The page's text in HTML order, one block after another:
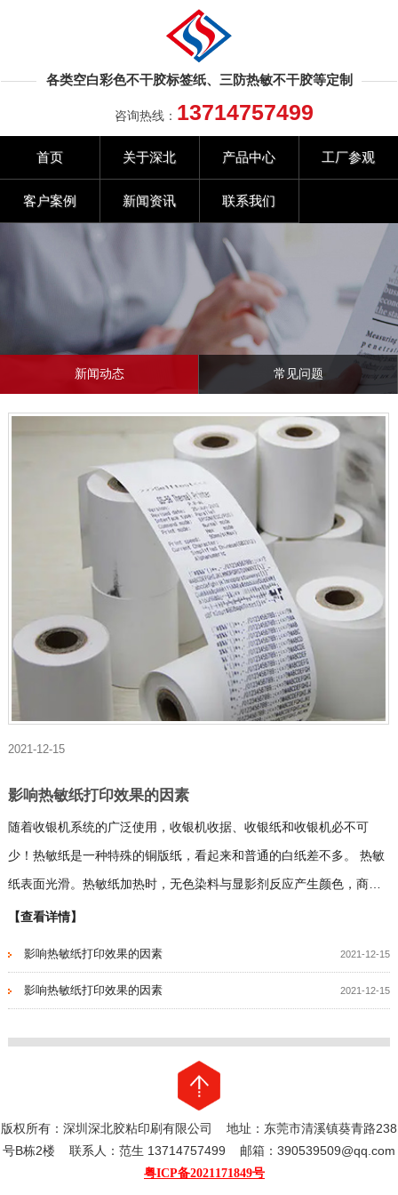
各类空白彩色不干胶标签纸、三防热敏不干胶等定制
咨询热线： 13714757499
首页 关于深北 产品中心 工厂参观
客户案例 新闻资讯 联系我们
新闻动态 常见问题
2021-12-15
影响热敏纸打印效果的因素
随着收银机系统的广泛使用，收银机收据、收银纸和收银机必不可
少！热敏纸是一种特殊的铜版纸，看起来和普通的白纸差不多。 热敏
纸表面光滑。热敏纸加热时，无色染料与显影剂反应产生颜色，商家
使用热敏打印机打印时，显示图像和字符。 由于用作无色染料的品种
等……
【查看详情】
影响热敏纸打印效果的因素 2021-12-15
影响热敏纸打印效果的因素 2021-12-15
版权所有：深圳深北胶粘印刷有限公司 地址：东莞市清溪镇葵青路238
号B栋2楼 联系人：范生 13714757499 邮箱：390539509@qq.com
粤ICP备2021171849号